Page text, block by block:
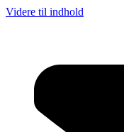
Videre til indhold